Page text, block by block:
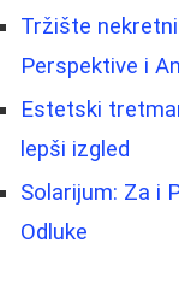
Tržište
Perspektive i
Estetski
lepši izgled
Solarijum: Za i
Odluke